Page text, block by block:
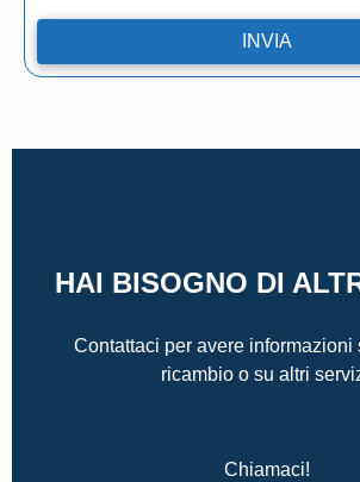
HAI BISOGNO DI
Contattaci per avere informazioni
ricambio o su altri
Chiamaci!